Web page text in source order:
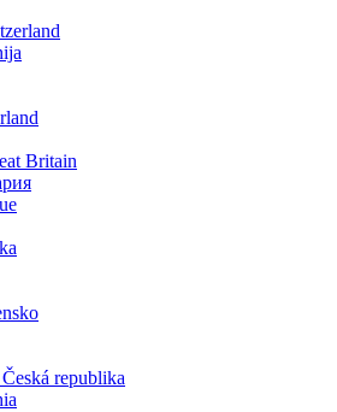
Britain
Česká republika